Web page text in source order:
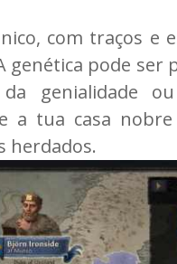
com traços e
genética pode ser
genialidade
a tua casa
herdados.